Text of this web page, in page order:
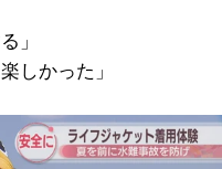
」
しかった」